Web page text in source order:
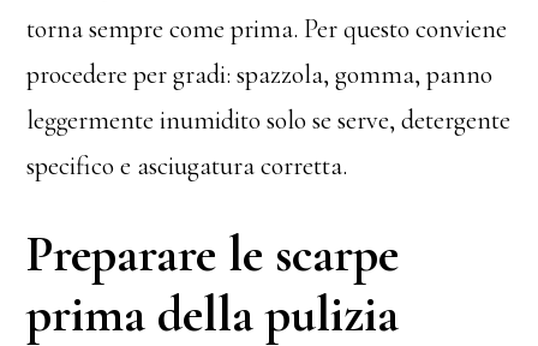
torna sempre come prima. Per questo conviene
procedere per gradi: spazzola, gomma, panno
leggermente inumidito solo se serve, detergente
specifico e asciugatura corretta.
Preparare le scarpe
prima della pulizia